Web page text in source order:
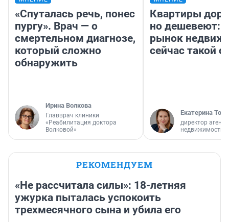
«Спуталась речь, понес
пургу». Врач — о
смертельном диагнозе,
который сложно
обнаружить
Ирина Волкова
Главврач клиники
«Реабилитация доктора
Волковой»
Квартиры
но дешевеют:
рынок
сейчас такой
Екатерина
директор
недвижимости
РЕКОМЕНДУЕМ
«Не рассчитала силы»: 18-летняя
ужурка пыталась успокоить
трехмесячного сына и убила его